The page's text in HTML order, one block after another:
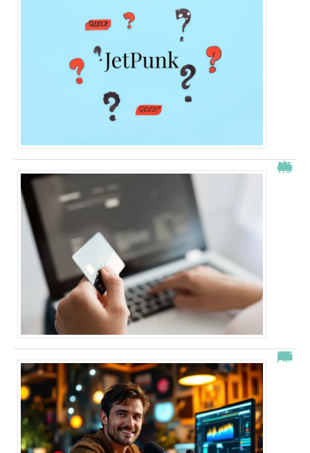
À quelle heure les virements bancaires passent Crédit Agricole ?
“Alexis Morel, journaliste : Qui est le fils de Apolline de Malherbe ?”